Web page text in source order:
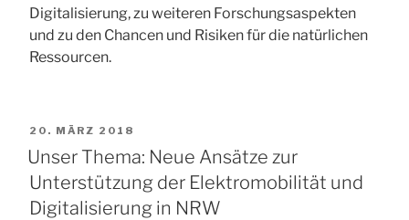
Digitalisierung, zu weiteren Forschungsaspekten
und zu den Chancen und Risiken für die natürlichen
Ressourcen.
VERÖFFENTLICHT
AM
20. MÄRZ 2018
Unser Thema: Neue Ansätze zur
Unterstützung der Elektromobilität und
Digitalisierung in NRW